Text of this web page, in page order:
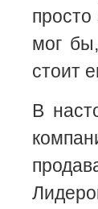
мог
стоит
В